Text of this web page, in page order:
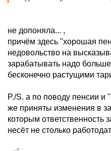
не допоняла... ,
причём здесь "хорошая
недовольство на
зарабатывать надо
бесконечно растущими
P./S. а по поводу пенсии и
же приняты изменения в
которым ответственность
несёт не столько